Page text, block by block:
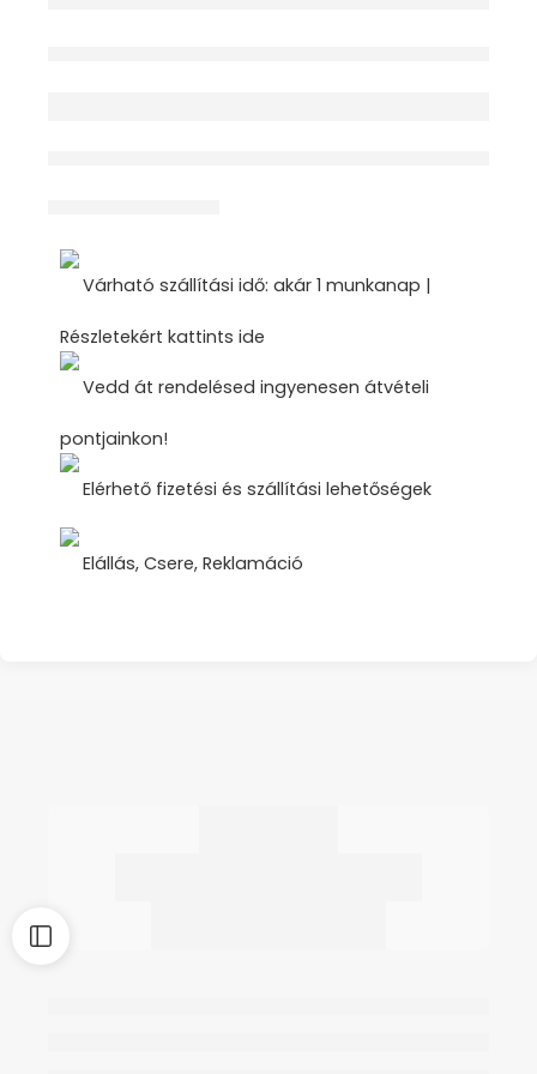
Várható szállítási idő: akár 1 munkanap |
Részletekért kattints ide
Vedd át rendelésed ingyenesen átvételi
pontjainkon!
Elérhető fizetési és szállítási lehetőségek
Elállás, Csere, Reklamáció